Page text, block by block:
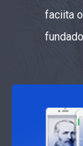
faciita